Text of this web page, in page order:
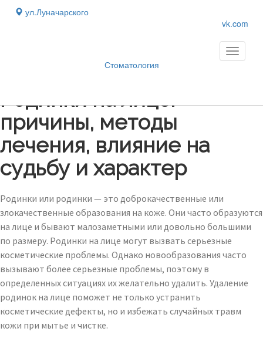
ул.Луначарского
vk.com
Стоматология
Toggle
Родинки на лице:
причины, методы
лечения, влияние на
судьбу и характер
Родинки или родинки — это доброкачественные или
злокачественные образования на коже. Они часто образуются
на лице и бывают малозаметными или довольно большими
по размеру. Родинки на лице могут вызвать серьезные
косметические проблемы. Однако новообразования часто
вызывают более серьезные проблемы, поэтому в
определенных ситуациях их желательно удалить. Удаление
родинок на лице поможет не только устранить
косметические дефекты, но и избежать случайных травм
кожи при мытье и чистке.